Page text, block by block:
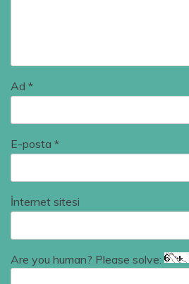
Ad *
E-posta *
İnternet sitesi
Are you human? Please solve: